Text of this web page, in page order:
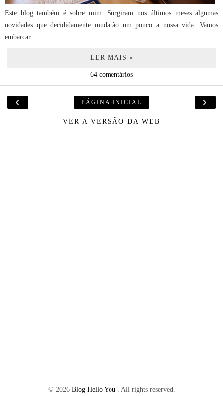
Este blog também é sobre mim. Surgiram nos últimos meses algumas
novidades que decididamente mudarão um pouco a nossa vida. Vamos
embarcar ...
LER MAIS »
64 comentários
‹ ›
PÁGINA INICIAL
VER A VERSÃO DA WEB
© 2026 Blog Hello You . All rights reserved.